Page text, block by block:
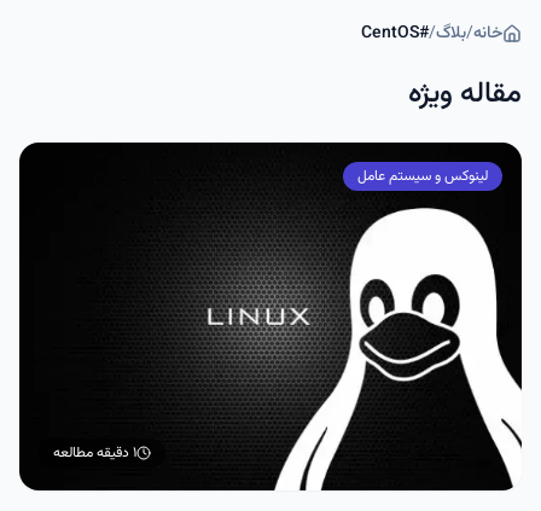
خانه/بلاگ/
#
CentOS
مقاله ویژه
لینوکس و سیستم عامل
۱ دقیقه مطالعه